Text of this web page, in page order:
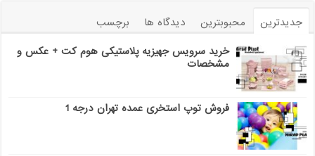
جدیدترین محبوبترین دیدگاه ها
برچسب
خرید سرویس جهیزیه پلاستیکی هوم کت + عکس و
مشخصات
فروش توپ استخری عمده تهران درجه 1